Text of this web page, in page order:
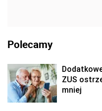
Polecamy
ZUS
mniej